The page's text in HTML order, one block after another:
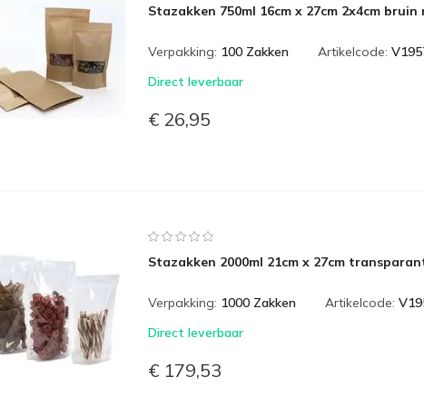
Stazakken 750ml 16cm x 27cm 2x4cm
Verpakking: 100 Zakken Artikelcode:
Direct leverbaar
€ 26,95
Stazakken 2000ml 21cm x 27cm
Verpakking: 1000 Zakken Artikelcode:
Direct leverbaar
€ 179,53